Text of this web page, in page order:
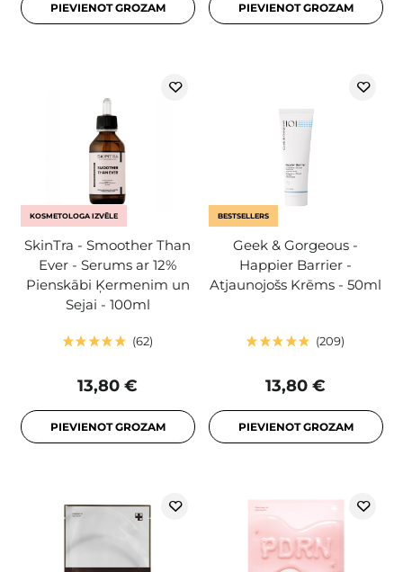
PIEVIENOT GROZAM PIEVIENOT GROZAM
KOSMETOLOGA IZVĒLE
SkinTra - Smoother Than
Ever - Serums ar 12%
Pienskābi Ķermenim un
Sejai - 100ml
62
13,80 €
PIEVIENOT GROZAM
BESTSELLERS
Geek & Gorgeous -
Happier Barrier -
Atjaunojošs Krēms - 50ml
209
13,80 €
PIEVIENOT GROZAM